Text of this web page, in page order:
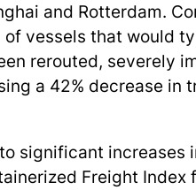
and Rotterdam.
vessels that would
rerouted, severely
a 42% decrease in
significant increases
Freight Index